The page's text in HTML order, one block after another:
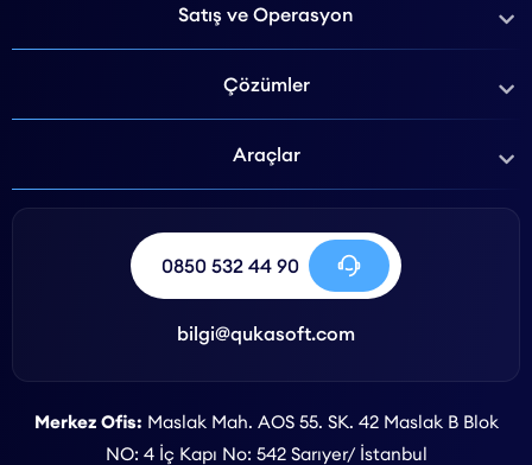
Satış ve Operasyon
Çözümler
Araçlar
0850 532 44 90
bilgi@qukasoft.com
Merkez Ofis: Maslak Mah. AOS 55. SK. 42 Maslak B Blok
NO: 4 İç Kapı No: 542 Sarıyer/ İstanbul